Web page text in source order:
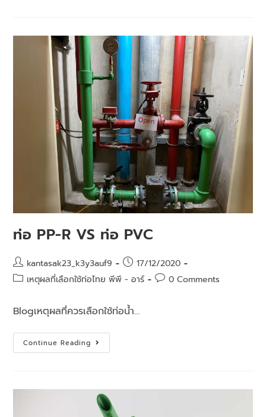
ท่อ PP-R VS ท่อ PVC
kantasak23_k3y3auf9
17/12/2020
เหตุผลที่เลือกใช้ท่อไทย พีพี - อาร์
0 Comments
Blogเหตุผลที่ควรเลือกใช้ท่อน้ำ…
Continue Reading